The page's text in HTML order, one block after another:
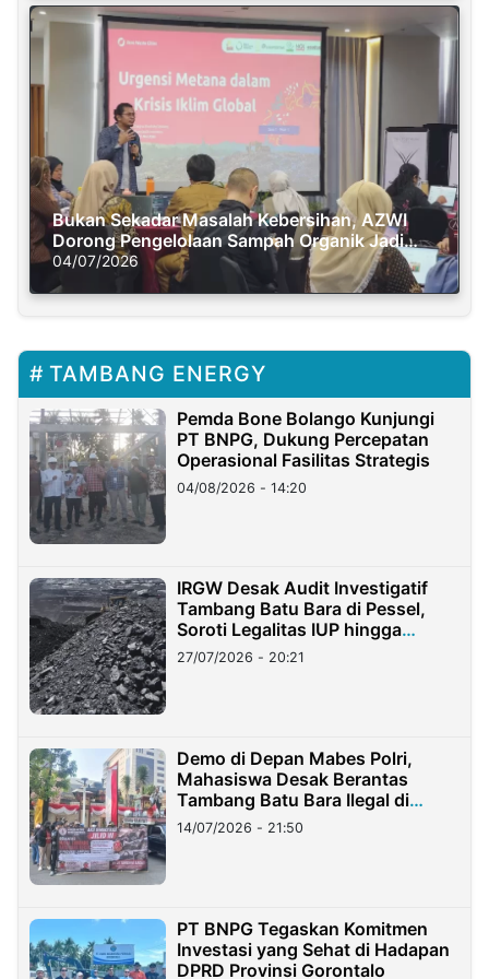
Bukan Sekadar Masalah Kebersihan, AZWI
Dorong Pengelolaan Sampah Organik Jadi
Solusi Krisis Iklim
04/07/2026
TAMBANG ENERGY
Pemda Bone Bolango Kunjungi
PT BNPG, Dukung Percepatan
Operasional Fasilitas Strategis
04/08/2026 - 14:20
IRGW Desak Audit Investigatif
Tambang Batu Bara di Pessel,
Soroti Legalitas IUP hingga
Stockpile
27/07/2026 - 20:21
Demo di Depan Mabes Polri,
Mahasiswa Desak Berantas
Tambang Batu Bara Ilegal di
Lampung
14/07/2026 - 21:50
PT BNPG Tegaskan Komitmen
Investasi yang Sehat di Hadapan
DPRD Provinsi Gorontalo